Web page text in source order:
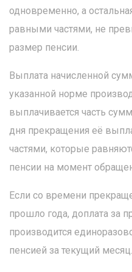
одновременно, а
равными частями, не
размер пенсии.
Выплата начисленной
указанной норме
выплачивается часть
дня прекращения её
частями, которые
пенсии на момент
Если со времени
прошло года, доплата за
производится
пенсией за текущий месяц.